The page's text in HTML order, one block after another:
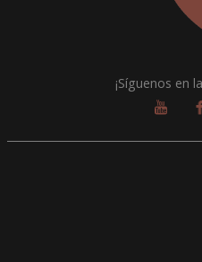
¡Síguenos en